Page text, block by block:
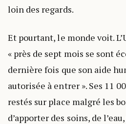
loin des regards.
Et pourtant, le monde voit.
« près de sept mois se sont
dernière fois que son aide
autorisée à entrer ». Ses 11
restés sur place malgré les
d’apporter des soins, de